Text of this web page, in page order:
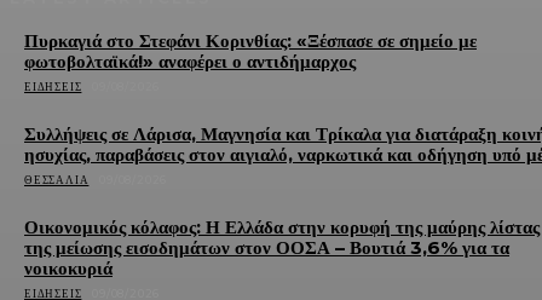
Πυρκαγιά στο Στεφάνι Κορινθίας: «Ξέσπασε σε σημείο με
φωτοβολταϊκά!» αναφέρει ο αντιδήμαρχος
ΕΙΔΉΣΕΙΣ
Συλλήψεις σε Λάρισα, Μαγνησία και Τρίκαλα για διατάραξη
ησυχίας, παραβάσεις στον αιγιαλό, ναρκωτικά και οδήγηση υπό
ΘΕΣΣΑΛΊΑ
Οικονομικός κόλαφος: Η Ελλάδα στην κορυφή της μαύρης λίστας
της μείωσης εισοδημάτων στον ΟΟΣΑ – Βουτιά 3,6% για τα
νοικοκυριά
ΕΙΔΉΣΕΙΣ